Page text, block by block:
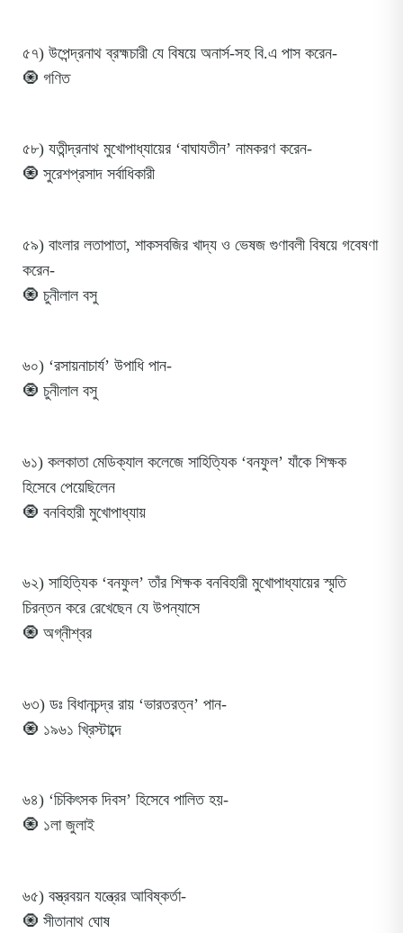
৫৭) উপেন্দ্রনাথ ব্রহ্মচারী যে বিষয়ে অনার্স-সহ বি.এ পাস করেন-
🧿 গণিত
৫৮) যতীন্দ্রনাথ মুখোপাধ্যায়ের ‘বাঘাযতীন’ নামকরণ করেন-
🧿 সুরেশপ্রসাদ সর্বাধিকারী
৫৯) বাংলার লতাপাতা, শাকসবজির খাদ্য ও ভেষজ গুণাবলী বিষয়ে গবেষণা
করেন-
🧿 চুনীলাল বসু
৬০) ‘রসায়নাচার্য’ উপাধি পান-
🧿 চুনীলাল বসু
৬১) কলকাতা মেডিক্যাল কলেজে সাহিত্যিক ‘বনফুল’ যাঁকে শিক্ষক
হিসেবে পেয়েছিলেন
🧿 বনবিহারী মুখোপাধ্যায়
৬২) সাহিত্যিক ‘বনফুল’ তাঁর শিক্ষক বনবিহারী মুখোপাধ্যায়ের স্মৃতি
চিরন্তন করে রেখেছেন যে উপন্যাসে
🧿 অগ্নীশ্বর
৬৩) ডঃ বিধানচন্দ্র রায় ‘ভারতরত্ন’ পান-
🧿 ১৯৬১ খ্রিস্টাব্দে
৬৪) ‘চিকিৎসক দিবস’ হিসেবে পালিত হয়-
🧿 ১লা জুলাই
৬৫) বস্ত্রবয়ন যন্ত্রের আবিষ্কর্তা-
🧿 সীতানাথ ঘোষ